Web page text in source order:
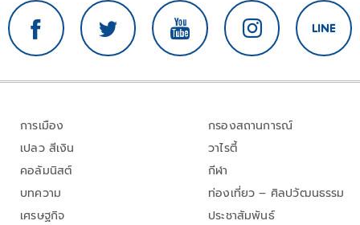
การเมือง
เปลว สีเงิน
คอลัมนิสต์
บทความ
เศรษฐกิจ
กรองสถานการณ์
วาไรตี้
กีฬา
ท่องเที่ยว – ศิลปวัฒนธรรม
ประชาสัมพันธ์